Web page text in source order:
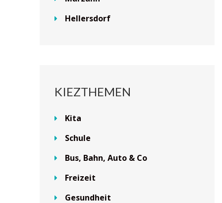
Hellersdorf
KIEZTHEMEN
Kita
Schule
Bus, Bahn, Auto & Co
Freizeit
Gesundheit